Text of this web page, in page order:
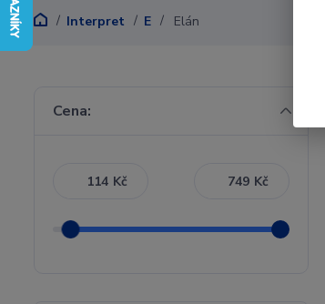
Interpret E Elán
Cena:
Kč Kč